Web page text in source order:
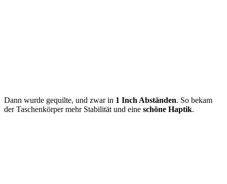
Dann wurde gequilte, und zwar in 1 Inch Abständen. So bekam
der Taschenkörper mehr Stabilität und eine schöne Haptik.